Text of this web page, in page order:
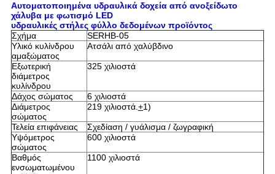
Αυτοματοποιημένα υδραυλικά δοχεία από ανοξείδωτο
χάλυβα με φωτισμό LED
υδραυλικές στήλες φύλλο δεδομένων προϊόντος
Σχήμα
SERHB-05
Υλικό κυλίνδρου
αμαξώματος
Ατσάλι από χαλύβδινο
Εξωτερική
διάμετρος
κυλίνδρου
325 χιλιοστά
Δάχος σώματος
6 χιλιοστά
Διάμετρος
σώματος
219 χιλιοστά.+1)
Τελεία επιφάνειας
Σχεδίαση / γυάλισμα / ζωγραφική
Υψόμετρος
σώματος
600 χιλιοστά
Βαθμός
ενσωματωμένου
1100 χιλιοστά